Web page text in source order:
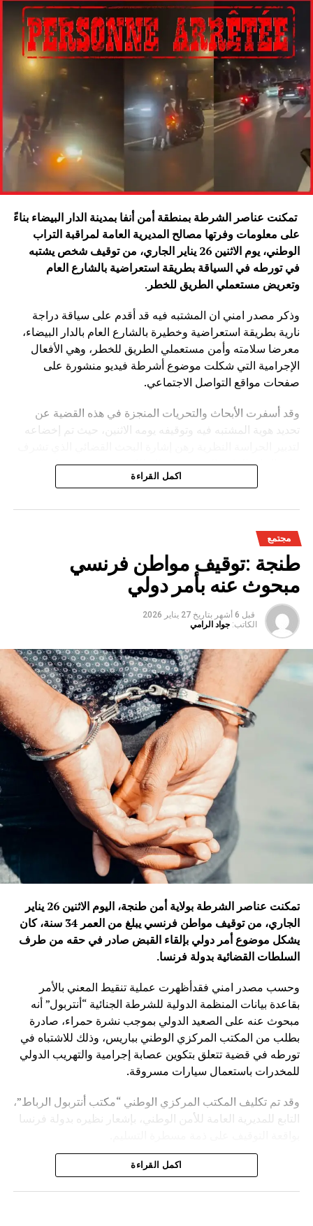
تمكنت عناصر الشرطة بمنطقة أمن أنفا بمدينة الدار البيضاء بناءً
على معلومات وفرتها مصالح المديرية العامة لمراقبة التراب
الوطني، يوم الاثنين 26 يناير الجاري، من توقيف شخص يشتبه
في تورطه في السياقة بطريقة استعراضية بالشارع العام
وتعريض مستعملي الطريق للخطر .
وذكر مصدر امني ان المشتبه فيه قد أقدم على سياقة دراجة
نارية بطريقة استعراضية وخطيرة بالشارع العام بالدار البيضاء،
معرضا سلامته وأمن مستعملي الطريق للخطر، وهي الأفعال
الإجرامية التي شكلت موضوع أشرطة فيديو منشورة على
صفحات مواقع التواصل الاجتماعي.
وقد أسفرت الأبحاث والتحريات المنجزة في هذه القضية عن
تحديد هوية المشتبه فيه وتوقيفه يومه الاثنين، حيث تم إخضاعه
عليه النيابة العامة المختصة، وذلك للكشف عن جميع ظروف
وملابسات وخلفيات هذه القضية، وكذا تحديد كافة
اكمل القراءة
مجتمع
طنجة :توقيف مواطن فرنسي
مبحوث عنه بأمر دولي
قبل 6 أشهر بتاريخ 27 يناير 2026
الكاتب: جواد الرامي
تمكنت عناصر الشرطة بولاية أمن طنجة، اليوم الاثنين 26 يناير
الجاري، من توقيف مواطن فرنسي يبلغ من العمر 34 سنة، كان
يشكل موضوع أمر دولي بإلقاء القبض صادر في حقه من طرف
السلطات القضائية بدولة فرنسا.
وحسب مصدر امني فقدأظهرت عملية تنقيط المعني بالأمر
بقاعدة بيانات المنظمة الدولية للشرطة الجنائية “أنتربول” أنه
مبحوث عنه على الصعيد الدولي بموجب نشرة حمراء، صادرة
بطلب من المكتب المركزي الوطني بباريس، وذلك للاشتباه في
تورطه في قضية تتعلق بتكوين عصابة إجرامية والتهريب الدولي
للمخدرات باستعمال سيارات مسروقة.
وقد تم تكليف المكتب المركزي الوطني “مكتب أنتربول الرباط”،
التابع للمديرية العامة للأمن الوطني، بإشعار نظيره بدولة فرنسا
ويأتي توقيف المشتبه به في سياق التزام المصالح الأمنية
المغربية بتفعيل آليات التعاون الأمني الدولي، خصوصا ملاحقة
اكمل القراءة